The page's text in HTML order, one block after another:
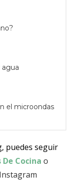
el microondas
puedes seguir
Cocina o